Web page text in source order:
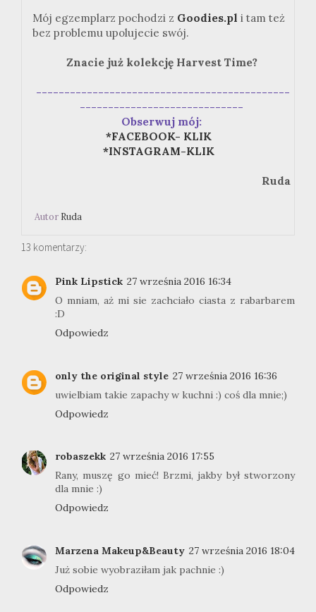
Mój egzemplarz pochodzi z Goodies.pl i tam też
bez problemu upolujecie swój.
Znacie już kolekcję Harvest Time?
---------------------------------------------
-----------------------------
Obserwuj mój:
*FACEBOOK- KLIK
*INSTAGRAM-KLIK
Ruda
Autor Ruda
13 komentarzy:
Pink Lipstick 27 września 2016 16:34
O mniam, aż mi sie zachciało ciasta z rabarbarem
:D
Odpowiedz
only the original style 27 września 2016 16:36
uwielbiam takie zapachy w kuchni :) coś dla mnie;)
Odpowiedz
robaszekk 27 września 2016 17:55
Rany, muszę go mieć! Brzmi, jakby był stworzony
dla mnie :)
Odpowiedz
Marzena Makeup&Beauty 27 września 2016 18:04
Już sobie wyobraziłam jak pachnie :)
Odpowiedz